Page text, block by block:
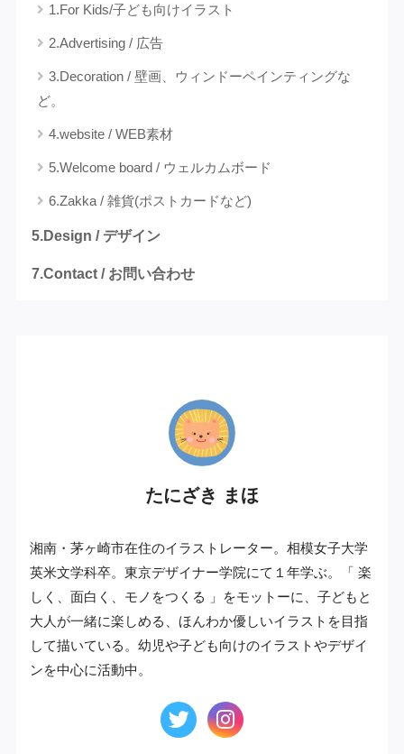
1.For Kids/子ども向けイラスト
2.Advertising / 広告
3.Decoration / 壁画、ウィンドーペインティングな
ど。
4.website / WEB素材
5.Welcome board / ウェルカムボード
6.Zakka / 雑貨(ポストカードなど)
5.Design / デザイン
7.Contact / お問い合わせ
たにざき まほ
湘南・茅ヶ崎市在住のイラストレーター。相模女子大学
英米文学科卒。東京デザイナー学院にて１年学ぶ。「 楽
しく、面白く、モノをつくる 」をモットーに、子どもと
大人が一緒に楽しめる、ほんわか優しいイラストを目指
して描いている。幼児や子ども向けのイラストやデザイ
ンを中心に活動中。